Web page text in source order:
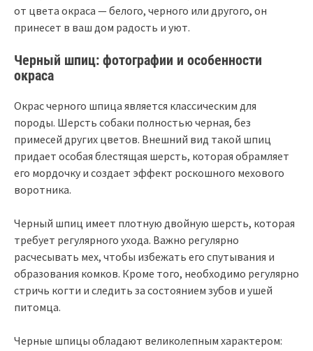
от цвета окраса — белого, черного или другого, он
принесет в ваш дом радость и уют.
Черный шпиц: фотографии и особенности
окраса
Окрас черного шпица является классическим для
породы. Шерсть собаки полностью черная, без
примесей других цветов. Внешний вид такой шпиц
придает особая блестящая шерсть, которая обрамляет
его мордочку и создает эффект роскошного мехового
воротника.
Черный шпиц имеет плотную двойную шерсть, которая
требует регулярного ухода. Важно регулярно
расчесывать мех, чтобы избежать его спутывания и
образования комков. Кроме того, необходимо регулярно
стричь когти и следить за состоянием зубов и ушей
питомца.
Черные шпицы обладают великолепным характером: